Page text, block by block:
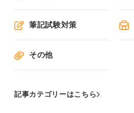
筆記試験対策
その他
記事カテゴリーはこちら